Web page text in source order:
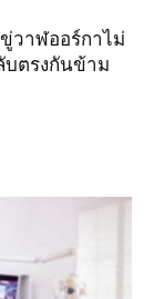
ขู่วาฬออร์กาไม่
บตรงกันข้าม